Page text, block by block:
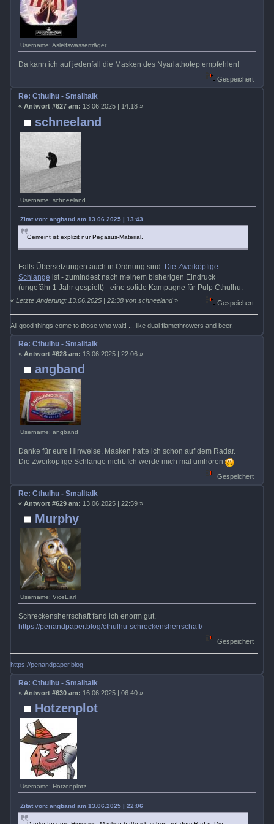
Username: Asleifswasserträger
Da kann ich auf jedenfall die Masken des Nyarlathotep empfehlen!
Gespeichert
schneeland
Username: schneeland
Re: Cthulhu - Smalltalk
« Antwort #627 am: 13.06.2025 | 14:18 »
Zitat von: angband am 13.06.2025 | 13:43
Gemeint ist explizit nur Pegasus-Material.
Falls Übersetzungen auch in Ordnung sind: Die Zweiköpfige
Schlange ist - zumindest nach meinem bisherigen Eindruck
(ungefähr 1 Jahr gespielt) - eine solide Kampagne für Pulp Cthulhu.
«Letzte Änderung: 13.06.2025 | 22:38 von schneeland» Gespeichert
All good things come to those who wait! ... like dual flamethrowers and beer.
angband
Username: angband
Re: Cthulhu - Smalltalk
« Antwort #628 am: 13.06.2025 | 22:06 »
Danke für eure Hinweise. Masken hatte ich schon auf dem Radar.
Die Zweiköpfige Schlange nicht. Ich werde mich mal umhören
Gespeichert
Murphy
Username: ViceEarl
Re: Cthulhu - Smalltalk
« Antwort #629 am: 13.06.2025 | 22:59 »
Schreckensherrschaft fand ich enorm gut.
https://penandpaper.blog/cthulhu-schreckensherrschaft/
Gespeichert
https://penandpaper.blog
Hotzenplot
Username: Hotzenplotz
Re: Cthulhu - Smalltalk
« Antwort #630 am: 16.06.2025 | 06:40 »
Zitat von: angband am 13.06.2025 | 22:06